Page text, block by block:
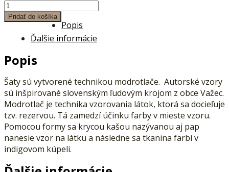
Pridať do košíka
Popis
Ďalšie informácie
Popis
Šaty sú vytvorené technikou modrotlače. Autorské vzory
sú inšpirované slovenským ľudovým krojom z obce Važec.
Modrotlač je technika vzorovania látok, ktorá sa docieľuje
tzv. rezervou. Tá zamedzí účinku farby v mieste vzoru.
Pomocou formy sa krycou kašou nazývanou aj pap
nanesie vzor na látku a následne sa tkanina farbí v
indigovom kúpeli.